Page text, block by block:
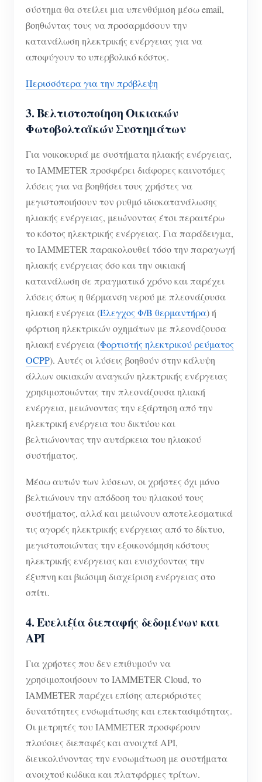
σύστημα θα στείλει μια υπενθύμιση μέσω email,
βοηθώντας τους να προσαρμόσουν την
κατανάλωση ηλεκτρικής ενέργειας για να
αποφύγουν το υπερβολικό κόστος.
Περισσότερα για την πρόβλεψη
3. Βελτιστοποίηση Οικιακών
Φωτοβολταϊκών Συστημάτων
Για νοικοκυριά με συστήματα ηλιακής ενέργειας,
το IAMMETER προσφέρει διάφορες καινοτόμες
λύσεις για να βοηθήσει τους χρήστες να
μεγιστοποιήσουν τον ρυθμό ιδιοκατανάλωσης
ηλιακής ενέργειας, μειώνοντας έτσι περαιτέρω
το κόστος ηλεκτρικής ενέργειας. Για παράδειγμα,
το IAMMETER παρακολουθεί τόσο την παραγωγή
ηλιακής ενέργειας όσο και την οικιακή
κατανάλωση σε πραγματικό χρόνο και παρέχει
λύσεις όπως η θέρμανση νερού με πλεονάζουσα
ηλιακή ενέργεια (Έλεγχος Φ/Β θερμαντήρα) ή
φόρτιση ηλεκτρικών οχημάτων με πλεονάζουσα
ηλιακή ενέργεια (Φορτιστής ηλεκτρικού ρεύματος
OCPP). Αυτές οι λύσεις βοηθούν στην κάλυψη
άλλων οικιακών αναγκών ηλεκτρικής ενέργειας
χρησιμοποιώντας την πλεονάζουσα ηλιακή
ενέργεια, μειώνοντας την εξάρτηση από την
ηλεκτρική ενέργεια του δικτύου και
βελτιώνοντας την αυτάρκεια του ηλιακού
συστήματος.
Μέσω αυτών των λύσεων, οι χρήστες όχι μόνο
βελτιώνουν την απόδοση του ηλιακού τους
συστήματος, αλλά και μειώνουν αποτελεσματικά
τις αγορές ηλεκτρικής ενέργειας από το δίκτυο,
μεγιστοποιώντας την εξοικονόμηση κόστους
ηλεκτρικής ενέργειας και ενισχύοντας την
έξυπνη και βιώσιμη διαχείριση ενέργειας στο
σπίτι.
4. Ευελιξία διεπαφής δεδομένων και
API
Για χρήστες που δεν επιθυμούν να
χρησιμοποιήσουν το IAMMETER Cloud, το
IAMMETER παρέχει επίσης απεριόριστες
δυνατότητες ενσωμάτωσης και επεκτασιμότητας.
Οι μετρητές του IAMMETER προσφέρουν
πλούσιες διεπαφές και ανοιχτά API,
διευκολύνοντας την ενσωμάτωση με συστήματα
ανοιχτού κώδικα και πλατφόρμες τρίτων.